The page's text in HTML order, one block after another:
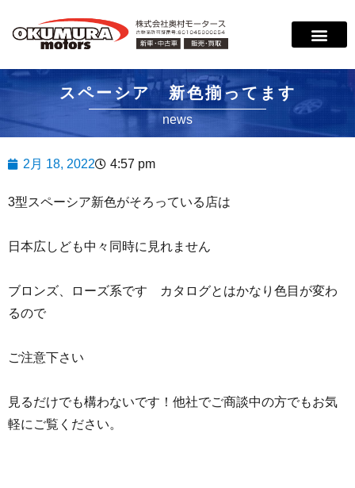
スペーシア 新色揃ってます
news
2月 18, 2022 4:57 pm
3型スペーシア新色がそろっている店は
日本広しども中々同時に見れません
ブロンズ、ローズ系です カタログとはかなり色目が変わ
るので
ご注意下さい
見るだけでも構わないです！他社でご商談中の方でもお気
軽にご覧ください。